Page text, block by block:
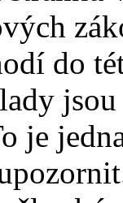
do
je